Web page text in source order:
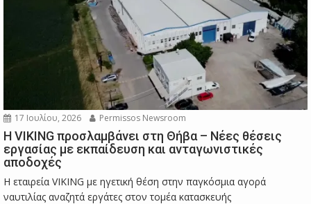
17 Ιουλίου, 2026 Permissos Newsroom
Η VIKING προσλαμβάνει στη Θήβα – Νέες θέσεις
εργασίας με εκπαίδευση και ανταγωνιστικές
αποδοχές
Η εταιρεία VIKING με ηγετική θέση στην παγκόσμια αγορά
ναυτιλίας αναζητά εργάτες στον τομέα κατασκευής